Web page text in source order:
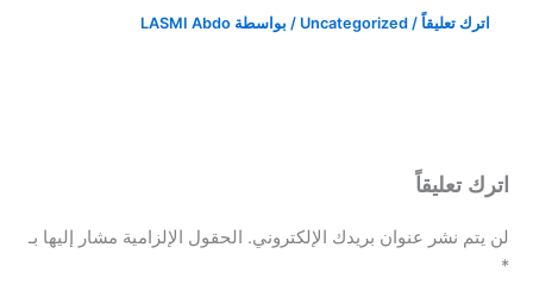
اترك تعليقاً /
Uncategorized/ بواسطة LASMI Abdo
اترك تعليقاً
لن يتم نشر عنوان بريدك الإلكتروني. الحقول الإلزامية مشار إليها بـ